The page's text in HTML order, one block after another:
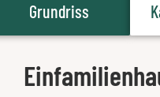
Grundriss